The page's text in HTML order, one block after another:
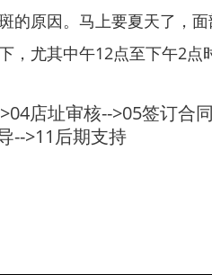
原因。马上要夏天了，面
尤其中午12点至下午2点
店址审核-->05签订合
-->11后期支持